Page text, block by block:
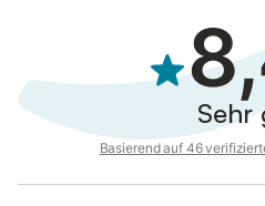
Sehr
Basierend auf 46